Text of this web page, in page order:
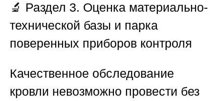
🔬 Раздел 3. Оценка материально-
технической базы и парка
поверенных приборов контроля
Качественное обследование
кровли невозможно провести без